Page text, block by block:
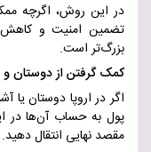
در این روش، اگرچه
تضمین امنیت و کاهش
بزرگ‌تر است.
کمک گرفتن از دوستان و
اگر در اروپا دوستان یا
پول به حساب آن‌ها در
مقصد نهایی انتقال دهید.